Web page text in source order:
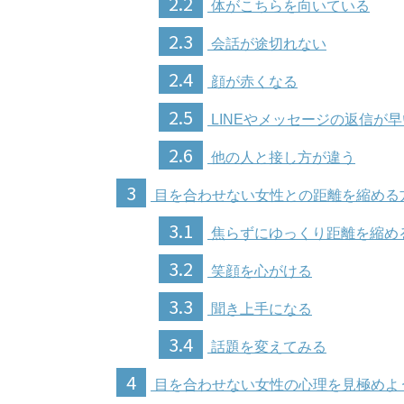
体がこちらを向いている
2.3 会話が途切れない
2.4 顔が赤くなる
2.5 LINEやメッセージの返信が
2.6 他の人と接し方が違う
3 目を合わせない女性との距離を縮める
3.1 焦らずにゆっくり距離を縮め
3.2 笑顔を心がける
3.3 聞き上手になる
3.4 話題を変えてみる
4 目を合わせない女性の心理を見極めよ